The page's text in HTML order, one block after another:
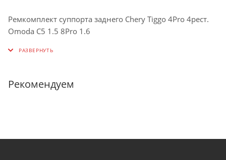
Ремкомплект суппорта заднего Chery Tiggo 4Pro 4рест.
Omoda C5 1.5 8Pro 1.6
Рекомендуем